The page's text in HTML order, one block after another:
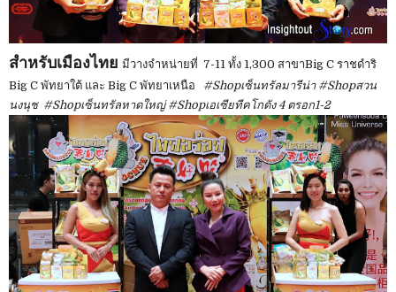
สำหรับเมืองไทย มีวางจำหน่ายที่ 7-11 ทั้ง 1,300 สาขาBig C ราชดำริ
Big C พัทยาใต้ และ Big C พัทยาเหนือ #Shopเซ็นทรัลมารีน่า #Shopสวน
นงนุช #Shopเซ็นทรัลหาดใหญ่ #Shopเอเซียทีคโกดัง 4 ตรอก1-2